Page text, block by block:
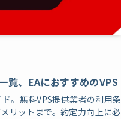
覧、EAにおすすめのVPS
。無料VPS提供業者の利用条
リットまで。約定力向上に必